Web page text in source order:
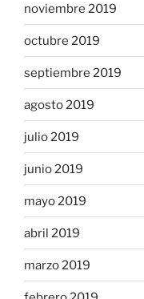
noviembre 2019
octubre 2019
septiembre 2019
agosto 2019
julio 2019
junio 2019
mayo 2019
abril 2019
marzo 2019